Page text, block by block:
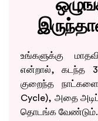
உங்களுக்கு
என்றால், கடந்த
குறைந்த
Cycle), அதை
தொடங்க வேண்டும்.